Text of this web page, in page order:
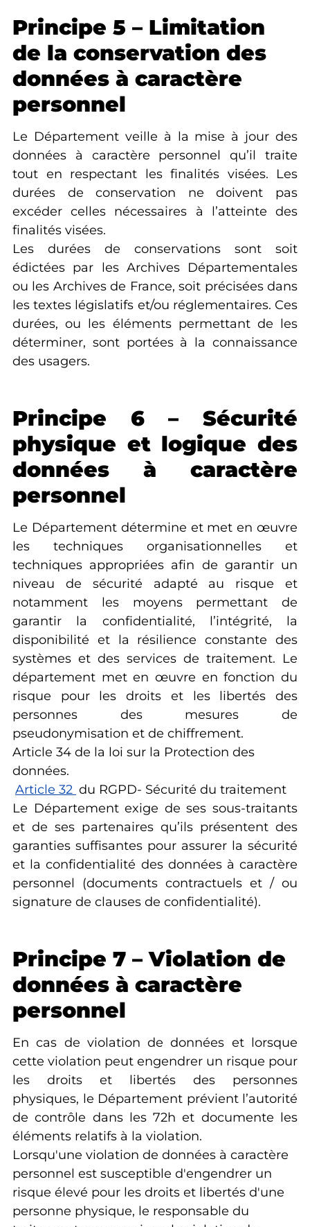
Principe 5 – Limitation
de la conservation des
données à caractère
personnel
Le Département veille à la mise à jour des
données à caractère personnel qu’il traite
tout en respectant les finalités visées. Les
durées de conservation ne doivent pas
excéder celles nécessaires à l’atteinte des
finalités visées.
Les durées de conservations sont soit
édictées par les Archives Départementales
ou les Archives de France, soit précisées dans
les textes législatifs et/ou réglementaires. Ces
durées, ou les éléments permettant de les
déterminer, sont portées à la connaissance
des usagers.
Principe 6 – Sécurité
physique et logique des
données à caractère
personnel
Le Département détermine et met en œuvre
les techniques organisationnelles et
techniques appropriées afin de garantir un
niveau de sécurité adapté au risque et
notamment les moyens permettant de
garantir la confidentialité, l’intégrité, la
disponibilité et la résilience constante des
systèmes et des services de traitement. Le
département met en œuvre en fonction du
risque pour les droits et les libertés des
personnes des mesures de
pseudonymisation et de chiffrement.
Article 34 de la loi sur la Protection des
données.
Article 32 du RGPD- Sécurité du traitement
Le Département exige de ses sous-traitants
et de ses partenaires qu’ils présentent des
garanties suffisantes pour assurer la sécurité
et la confidentialité des données à caractère
personnel (documents contractuels et / ou
signature de clauses de confidentialité).
Principe 7 – Violation de
données à caractère
personnel
En cas de violation de données et lorsque
cette violation peut engendrer un risque pour
les droits et libertés des personnes
physiques, le Département prévient l’autorité
de contrôle dans les 72h et documente les
éléments relatifs à la violation.
Lorsqu'une violation de données à caractère
personnel est susceptible d'engendrer un
risque élevé pour les droits et libertés d'une
personne physique, le responsable du